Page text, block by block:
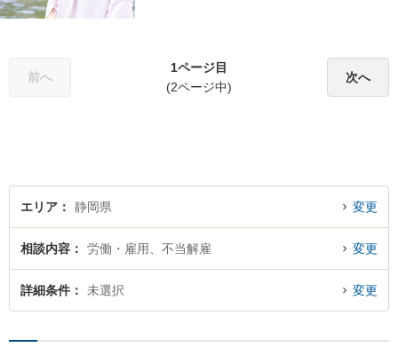
標、著作権、不正競争防止法
の専門知識・経験豊富」「リ
前へ
1ページ目
(2ページ中)
次へ
エリア 静岡県 変更
相談内容 労働・雇用、不当解雇 変更
詳細条件 未選択 変更